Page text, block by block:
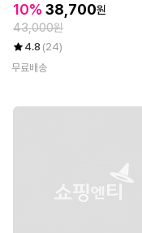
10% 38,700원
43,000원
4.8 (24)
무료배송